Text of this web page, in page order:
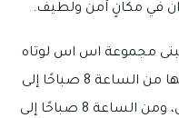
في مكانٍ آمن ولطيف.
مبنى مجموعة اس اس لوتاه
بمنطقة البرشاء 1، وتبدأ أوقات عملها من الساعة 8 صباحًا إلى
10 مساءً يوم السبت وحتى الخميس، ومن الساعة 8 صباحًا إلى